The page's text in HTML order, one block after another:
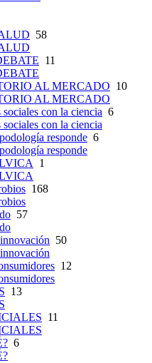
58
11
AL MERCADO 10
AL MERCADO
con la ciencia 6
con la ciencia
responde 6
responde
1
168
57
50
12
13
11
6